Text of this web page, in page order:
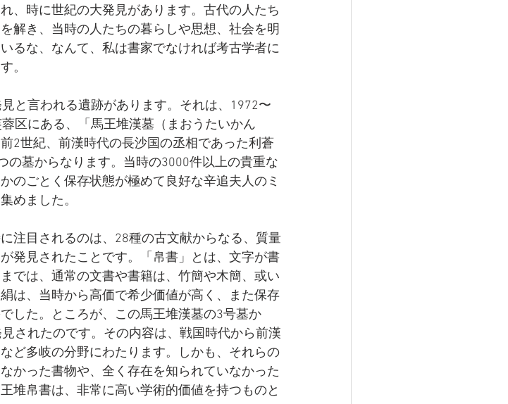
、時に世紀の大発見があります。古代の人たち
解き、当時の人たちの暮らしや思想、社会を明
るな、なんて、私は書家でなければ考古学者に
。
と言われる遺跡があります。それは、1972〜
区にある、「馬王堆漢墓（まおうたいかん
2世紀、前漢時代の長沙国の丞相であった利蒼
の墓からなります。当時の3000件以上の貴重な
のごとく保存状態が極めて良好な辛追夫人のミ
めました。
注目されるのは、28種の古文献からなる、質量
発見されたことです。「帛書」とは、文字が書
では、通常の文書や書籍は、竹簡や木簡、或い
は、当時から高価で希少価値が高く、また保存
した。ところが、この馬王堆漢墓の3号墓か
されたのです。その内容は、戦国時代から前漢
ど多岐の分野にわたります。しかも、それらの
かった書物や、全く存在を知られていなかった
堆帛書は、非常に高い学術的価値を持つものと